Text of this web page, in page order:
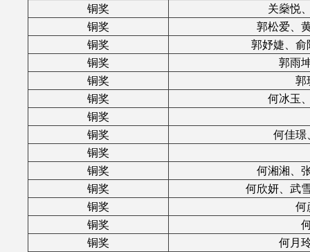
铜奖
关燊悦
铜奖
郭松爱、
铜奖
郭妤婕、
铜奖
郭雨
铜奖
郭
铜奖
何冰玉
铜奖
铜奖
何佳
铜奖
铜奖
何湘湘、
铜奖
何欣妍、武
铜奖
何
铜奖
铜奖
何月